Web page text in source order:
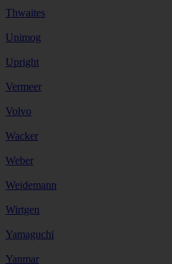
Thwaites
Unimog
Upright
Vermeer
Volvo
Wacker
Weber
Weidemann
Wirtgen
Yamaguchi
Yanmar